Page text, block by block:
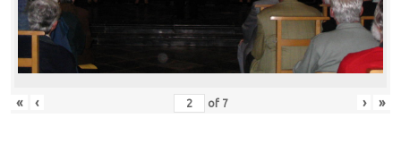
« ‹ of 7 › »